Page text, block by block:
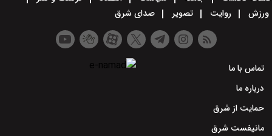
ورزش
روایت تصویر صدای شرق
تماس با ما
درباره ما
حمایت از شرق
مانیفست شرق